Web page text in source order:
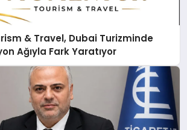
& Travel, Dubai Turizminde
Ağıyla Fark Yaratıyor